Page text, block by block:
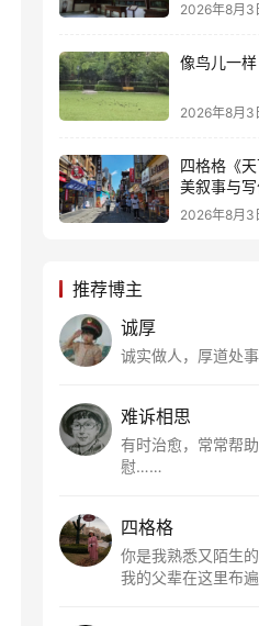
2026年8月3
像鸟儿一样
2026年8月3
四格格《
美叙事与
2026年8月3
推荐博主
诚厚
诚实做人，厚道处事
难诉相思
有时治愈，常常帮
慰……
四格格
你是我熟悉又陌生
我的父辈在这里布